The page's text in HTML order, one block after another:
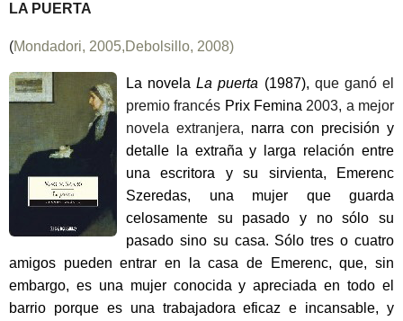
LA PUERTA
(Mondadori, 2005,Debolsillo, 2008)
La novelaLa puerta (1987), que ganó el
premio francés Prix Femina 2003, a mejor
novela extranjera, narra con precisión y
detalle la extraña y larga relación entre
una escritora y su sirvienta, Emerenc
Szeredas, una mujer que guarda
celosamente su pasado y no sólo su
pasado sino su casa. Sólo tres o cuatro
amigos pueden entrar en la casa de Emerenc, que, sin
embargo, es una mujer conocida y apreciada en todo el
barrio porque es una trabajadora eficaz e incansable, y